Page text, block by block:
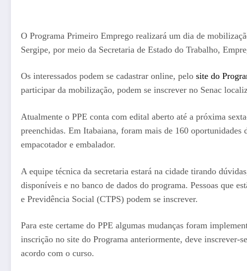
O Programa Primeiro Emprego realizará um dia de
Sergipe, por meio da Secretaria de Estado do Trabalho,
Os interessados podem se cadastrar online, pelo site do
participar da mobilização, podem se inscrever no Senac
Atualmente o PPE conta com edital aberto até a próxima
preenchidas. Em Itabaiana, foram mais de 160 oportunidades
empacotador e embalador.
A equipe técnica da secretaria estará na cidade tirando
disponíveis e no banco de dados do programa. Pessoas que
e Previdência Social (CTPS) podem se inscrever.
Para este certame do PPE algumas mudanças foram
inscrição no site do Programa anteriormente, deve inscrever-
acordo com o curso.